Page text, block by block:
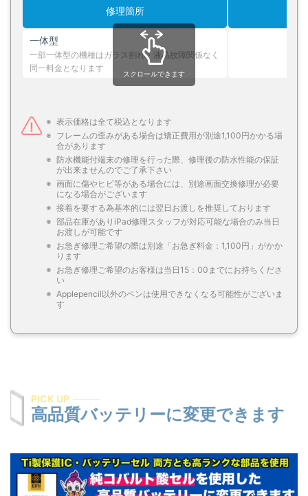
修理箇所
一体型
一部一体型の機種はガラス割れ・液晶故障関係なく
同一料金となります
スクロールできます
表示価格は全て税込となります
フレームの歪みがある場合は矯正費用が別途1,100円かかる場
合があります
防水機能付端末の修理を行った際、修理後の防水性能の保証
が出来ませんのでご了承下さい
画面に傷やヒビ等がある場合には、別途画面交換修理が必要
になる場合がございます
接着を要する為基本的には翌日お渡しを推奨しております
部品在庫がありiPad修理スタッフが対応可能な場合のみ当日
お渡しが可能です
お急ぎ修理ご希望の際は別途「お急ぎ料金：1,100円」がかか
ります
お急ぎ修理ご希望のお客様は当日15：00までにお持ちくださ
い
Applepencil以外のペンは使用できなくなる可能性がございま
す
PICK UP
高品質バッテリーに変更できます